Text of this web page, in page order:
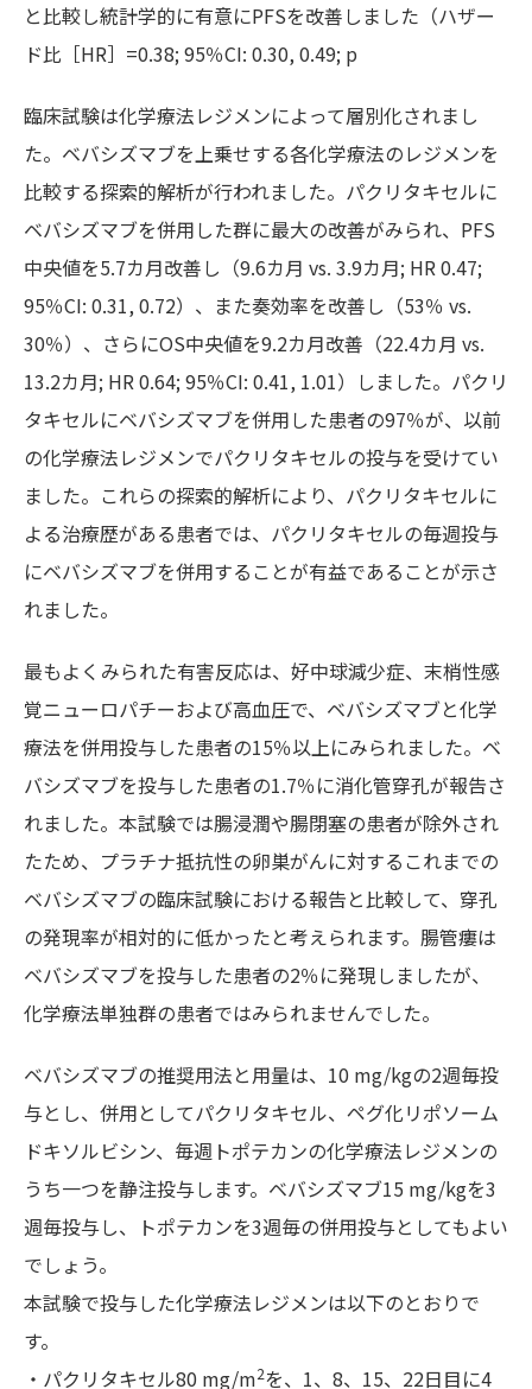
と比較し統計学的に有意にPFSを改善しました（ハザー
ド比［HR］=0.38; 95％CI: 0.30, 0.49; p
臨床試験は化学療法レジメンによって層別化されまし
た。ベバシズマブを上乗せする各化学療法のレジメンを
比較する探索的解析が行われました。パクリタキセルに
ベバシズマブを併用した群に最大の改善がみられ、PFS
中央値を5.7カ月改善し（9.6カ月 vs. 3.9カ月; HR 0.47;
95％CI: 0.31, 0.72）、また奏効率を改善し（53％ vs.
30％）、さらにOS中央値を9.2カ月改善（22.4カ月 vs.
13.2カ月; HR 0.64; 95％CI: 0.41, 1.01）しました。パクリ
タキセルにベバシズマブを併用した患者の97％が、以前
の化学療法レジメンでパクリタキセルの投与を受けてい
ました。これらの探索的解析により、パクリタキセルに
よる治療歴がある患者では、パクリタキセルの毎週投与
にベバシズマブを併用することが有益であることが示さ
れました。
最もよくみられた有害反応は、好中球減少症、末梢性感
覚ニューロパチーおよび高血圧で、ベバシズマブと化学
療法を併用投与した患者の15％以上にみられました。ベ
バシズマブを投与した患者の1.7％に消化管穿孔が報告さ
れました。本試験では腸浸潤や腸閉塞の患者が除外され
たため、プラチナ抵抗性の卵巣がんに対するこれまでの
ベバシズマブの臨床試験における報告と比較して、穿孔
の発現率が相対的に低かったと考えられます。腸管瘻は
ベバシズマブを投与した患者の2％に発現しましたが、
化学療法単独群の患者ではみられませんでした。
ベバシズマブの推奨用法と用量は、10 mg/kgの2週毎投
与とし、併用としてパクリタキセル、ペグ化リポソーム
ドキソルビシン、毎週トポテカンの化学療法レジメンの
うち一つを静注投与します。ベバシズマブ15 mg/kgを3
週毎投与し、トポテカンを3週毎の併用投与としてもよい
でしょう。
本試験で投与した化学療法レジメンは以下のとおりで
す。
・パクリタキセル80 mg/m2を、1、8、15、22日目に4